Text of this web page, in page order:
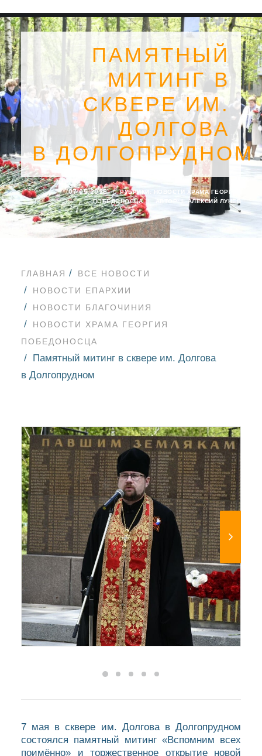
SEARCH
ПАМЯТНЫЙ
МИТИНГ В
СКВЕРЕ ИМ.
ДОЛГОВА
В ДОЛГОПРУДНОМ
07.05.2025 | РУБРИКИ:
НОВОСТИ ХРАМА ГЕОРГИЯ
ПОБЕДОНОСЦА
I. АЛЕКСИЙ ЛУНЁВ
ГЛАВНАЯ
ВСЕ НОВОСТИ
НОВОСТИ ЕПАРХИИ
НОВОСТИ БЛАГОЧИНИЯ
НОВОСТИ ХРАМА ГЕОРГИЯ
ПОБЕДОНОСЦА
Памятный митинг в сквере им. Долгова
в Долгопрудном
7 мая в сквере им. Долгова в Долгопрудном
состоялся памятный митинг «Вспомним всех
поимённо» и торжественное открытие новой